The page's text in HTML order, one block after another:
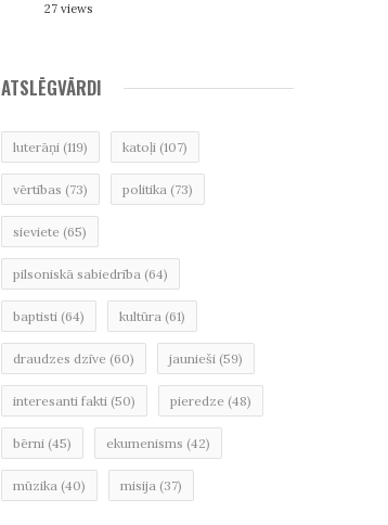
27 views
ATSLĒGVĀRDI
luterāņi (119) katoļi (107)
vērtības (73) politika (73)
sieviete (65)
pilsoniskā sabiedrība (64)
baptisti (64) kultūra (61)
draudzes dzīve (60) jaunieši (59)
interesanti fakti (50) pieredze (48)
bērni (45) ekumenisms (42)
mūzika (40) misija (37)